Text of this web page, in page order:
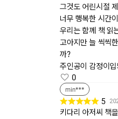
그것도 어린시절
너무 행복한 시간
우리는 함께 책 읽
고아지만 늘 씩씩
까?
주인공이 감정이
0
min***
5
키다리 아저씨 책